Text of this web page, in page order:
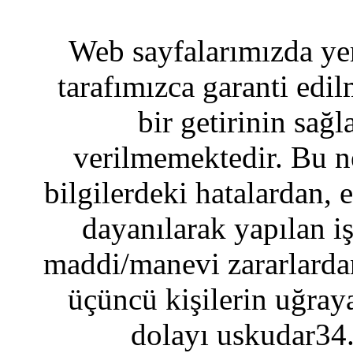
Web sayfalarımızda
tarafımızca garanti
bir getirinin
verilmemektedir. Bu
bilgilerdeki hatalardan,
dayanılarak yapılan
maddi/manevi
üçüncü kişilerin
dolayı